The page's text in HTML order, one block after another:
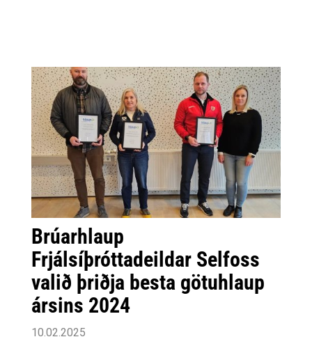
Brúarhlaup
Frjálsíþróttadeildar Selfoss
valið þriðja besta götuhlaup
ársins 2024
10.02.2025